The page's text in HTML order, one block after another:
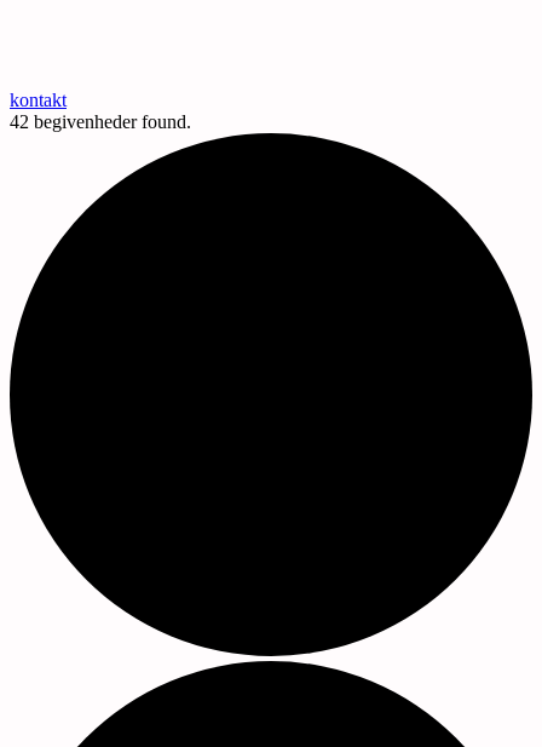
kontakt
42 begivenheder found.